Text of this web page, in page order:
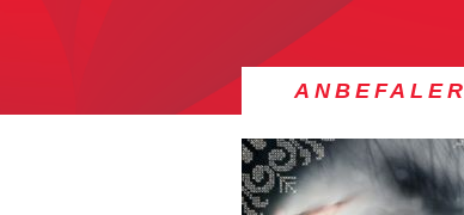
ANBEFALER